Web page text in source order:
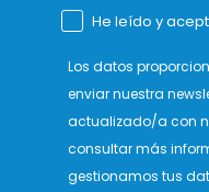
He leído y
Los datos
enviar nuestra
actualizado/a con
consultar más
gestionamos tus